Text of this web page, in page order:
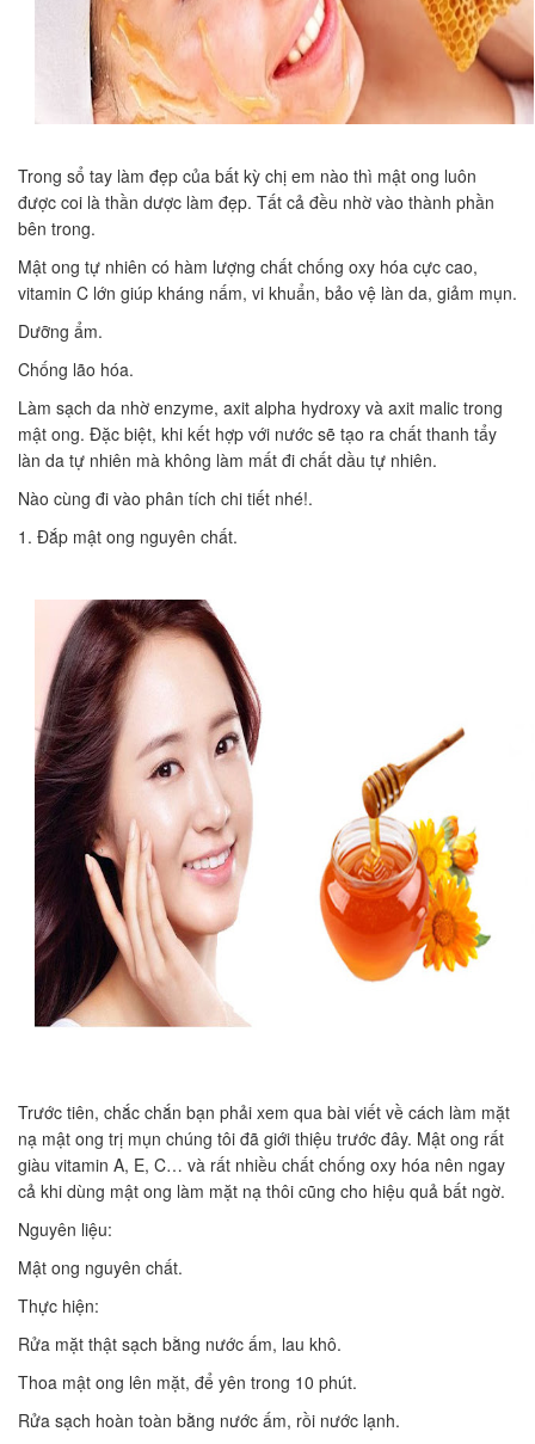
Trong sổ tay làm đẹp của bất kỳ chị em nào thì mật ong luôn
được coi là thần dược làm đẹp. Tất cả đều nhờ vào thành phần
bên trong.
Mật ong tự nhiên có hàm lượng chất chống oxy hóa cực cao,
vitamin C lớn giúp kháng nấm, vi khuẩn, bảo vệ làn da, giảm mụn.
Dưỡng ẩm.
Chống lão hóa.
Làm sạch da nhờ enzyme, axit alpha hydroxy và axit malic trong
mật ong. Đặc biệt, khi kết hợp với nước sẽ tạo ra chất thanh tẩy
làn da tự nhiên mà không làm mất đi chất dầu tự nhiên.
Nào cùng đi vào phân tích chi tiết nhé!.
1. Đắp mật ong nguyên chất.
Trước tiên, chắc chắn bạn phải xem qua bài viết về cách làm mặt
nạ mật ong trị mụn chúng tôi đã giới thiệu trước đây. Mật ong rất
giàu vitamin A, E, C… và rất nhiều chất chống oxy hóa nên ngay
cả khi dùng mật ong làm mặt nạ thôi cũng cho hiệu quả bất ngờ.
Nguyên liệu:
Mật ong nguyên chất.
Thực hiện:
Rửa mặt thật sạch bằng nước ấm, lau khô.
Thoa mật ong lên mặt, để yên trong 10 phút.
Rửa sạch hoàn toàn bằng nước ấm, rồi nước lạnh.